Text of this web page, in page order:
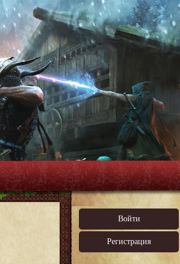
Войти
Регистрация